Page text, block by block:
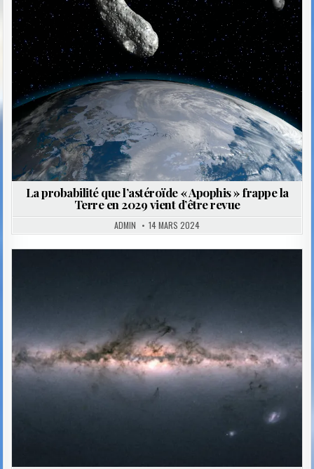
in
La probabilité que l’astéroïde « Apophis » frappe la
Terre en 2029 vient d’être revue
ADMIN 14 MARS 2024